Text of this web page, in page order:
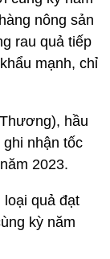
nông sản
rau quả tiếp
mạnh, chỉ
hầu
ghi nhận tốc
2023.
loại quả đạt
kỳ năm